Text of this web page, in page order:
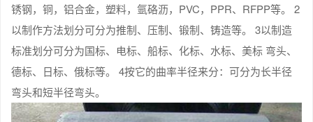
锈钢，铜，铝合金，塑料，氩硌沥，PVC，PPR、RFPP等。 2
以制作方法划分可分为推制、压制、锻制、铸造等。 3以制造
标准划分可分为国标、电标、船标、化标、水标、美标 弯头、
德标、日标、俄标等。 4按它的曲率半径来分：可分为长半径
弯头和短半径弯头。